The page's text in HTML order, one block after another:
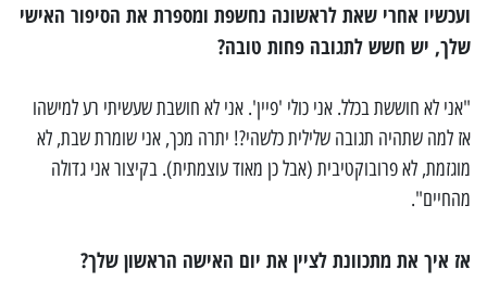
ועכשיו אחרי שאת לראשונה נחשפת ומספרת את הסיפור האישי
שלך, יש חשש לתגובה פחות טובה?
"אני לא חוששת בכלל. אני כולי 'פיין'. אני לא חושבת שעשיתי רע למישהו
אז למה שתהיה תגובה שלילית כלשהי?! יתרה מכך, אני שומרת שבת, לא
מוגזמת, לא פרובוקטיבית (אבל כן מאוד עוצמתית). בקיצור אני גדולה
מהחיים".
אז איך את מתכוונת לציין את יום האישה הראשון שלך?